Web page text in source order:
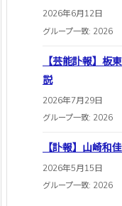
2026年6月12日
グループ一致: 2026
【芸能訃報】板
説
2026年7月29日
グループ一致: 2026
【訃報】山崎和
2026年5月15日
グループ一致: 2026